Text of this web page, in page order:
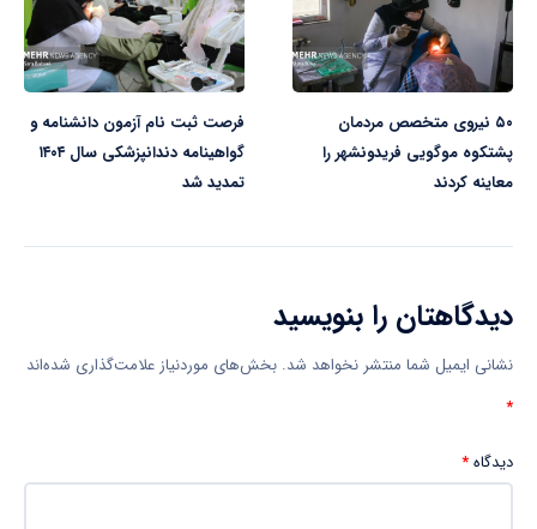
۵۰ نیروی متخصص مردمان
پشتکوه موگویی فریدونشهر را
معاینه کردند
فرصت ثبت نام آزمون دانشنامه و
گواهینامه دندانپزشکی سال ۱۴۰۴
تمدید شد
دیدگاهتان را بنویسید
نشانی ایمیل شما منتشر نخواهد شد. بخش‌های موردنیاز علامت‌گذاری شده‌اند
*
دیدگاه*